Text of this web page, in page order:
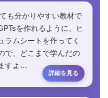
も分かりやすい教材で
を作れるように、ヒ
ラムシートを作ってく
で、どこまで学んだの
すよ…